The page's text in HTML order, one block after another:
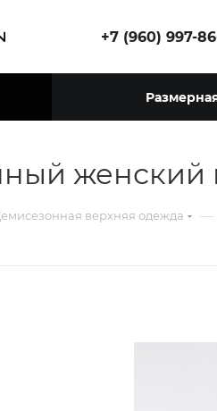
+7 (960) 997-
верхняя одежда —